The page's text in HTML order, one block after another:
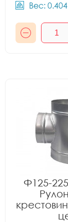
Вес: 0.404
Ф125-